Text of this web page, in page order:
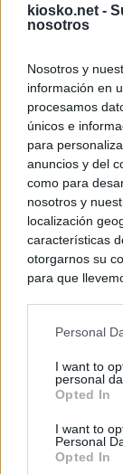
kiosko.net -
nosotros
Nosotros y
información en
procesamos
únicos e
para
anuncios y del
como para
nosotros y
localización
características
otorgarnos su
para que
negar su
de su
rechazar tal
cualquier
visitando
Personal
I want to
personal
Opted In
I want to
Personal
Opted In